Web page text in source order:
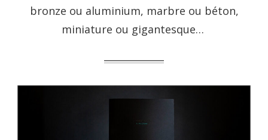
bronze ou aluminium, marbre ou béton,
miniature ou gigantesque…